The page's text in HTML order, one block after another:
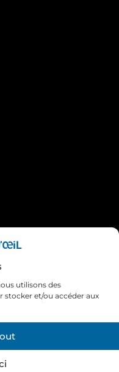
utilisons des
stocker et/ou accéder aux